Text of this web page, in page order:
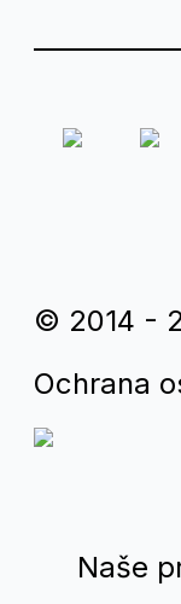
Naše
© 2014 -
Ochrana